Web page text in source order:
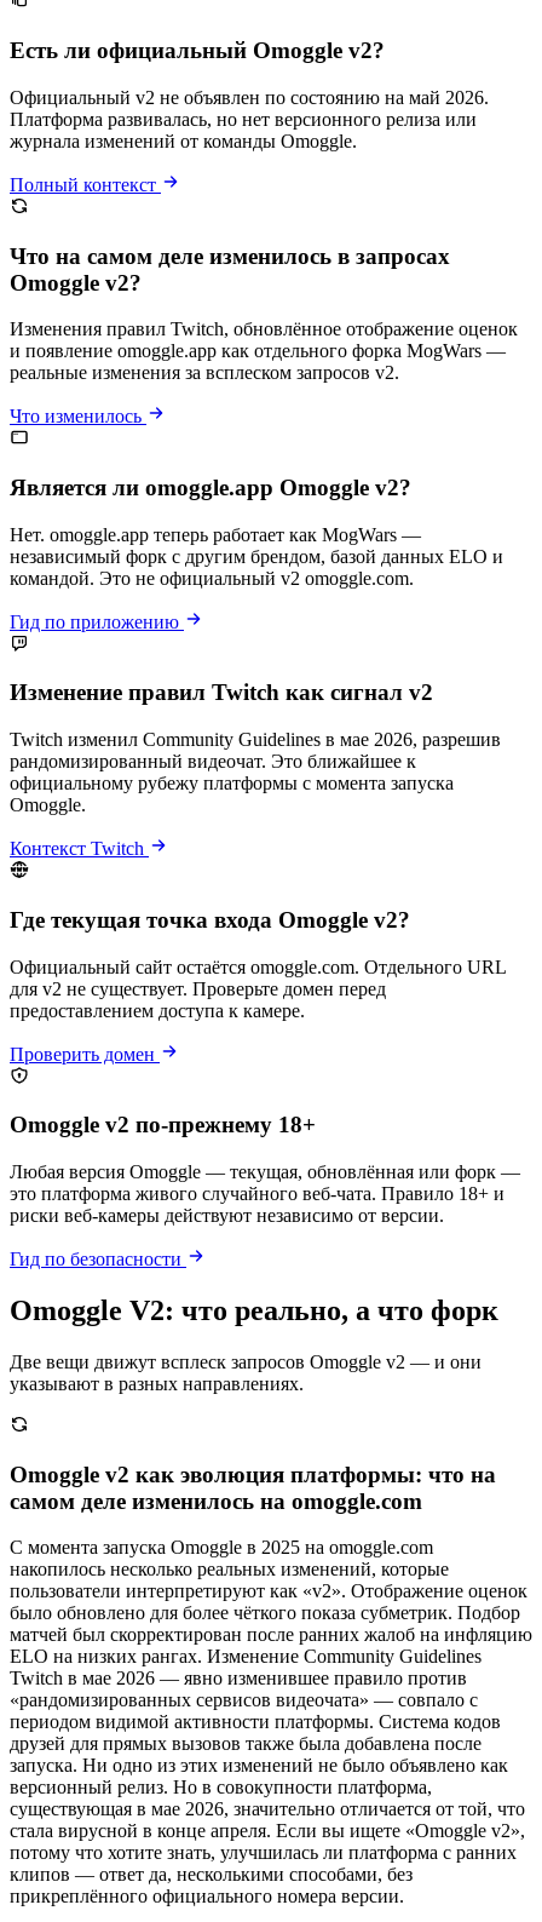
Есть ли официальный Omoggle v2?
Официальный v2 не объявлен по состоянию на май 2026.
Платформа развивалась, но нет версионного релиза или
журнала изменений от команды Omoggle.
Полный контекст
Что на самом деле изменилось в запросах
Omoggle v2?
Изменения правил Twitch, обновлённое отображение оценок
и появление omoggle.app как отдельного форка MogWars —
реальные изменения за всплеском запросов v2.
Что изменилось
Является ли omoggle.app Omoggle v2?
Нет. omoggle.app теперь работает как MogWars —
независимый форк с другим брендом, базой данных ELO и
командой. Это не официальный v2 omoggle.com.
Гид по приложению
Изменение правил Twitch как сигнал v2
Twitch изменил Community Guidelines в мае 2026, разрешив
рандомизированный видеочат. Это ближайшее к
официальному рубежу платформы с момента запуска
Omoggle.
Контекст Twitch
Где текущая точка входа Omoggle v2?
Официальный сайт остаётся omoggle.com. Отдельного URL
для v2 не существует. Проверьте домен перед
предоставлением доступа к камере.
Проверить домен
Omoggle v2 по-прежнему 18+
Любая версия Omoggle — текущая, обновлённая или форк —
это платформа живого случайного веб-чата. Правило 18+ и
риски веб-камеры действуют независимо от версии.
Гид по безопасности
Omoggle V2: что реально, а что форк
Две вещи движут всплеск запросов Omoggle v2 — и они
указывают в разных направлениях.
Omoggle v2 как эволюция платформы: что на
самом деле изменилось на omoggle.com
С момента запуска Omoggle в 2025 на omoggle.com
накопилось несколько реальных изменений, которые
пользователи интерпретируют как «v2». Отображение оценок
было обновлено для более чёткого показа субметрик. Подбор
матчей был скорректирован после ранних жалоб на инфляцию
ELO на низких рангах. Изменение Community Guidelines
Twitch в мае 2026 — явно изменившее правило против
«рандомизированных сервисов видеочата» — совпало с
периодом видимой активности платформы. Система кодов
друзей для прямых вызовов также была добавлена после
запуска. Ни одно из этих изменений не было объявлено как
версионный релиз. Но в совокупности платформа,
существующая в мае 2026, значительно отличается от той, что
стала вирусной в конце апреля. Если вы ищете «Omoggle v2»,
потому что хотите знать, улучшилась ли платформа с ранних
клипов — ответ да, несколькими способами, без
прикреплённого официального номера версии.